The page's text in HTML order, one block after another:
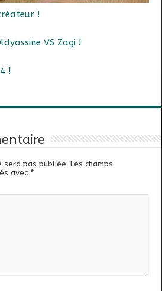
!
VS Zagi !
!
pas publiée. Les champs
avec*